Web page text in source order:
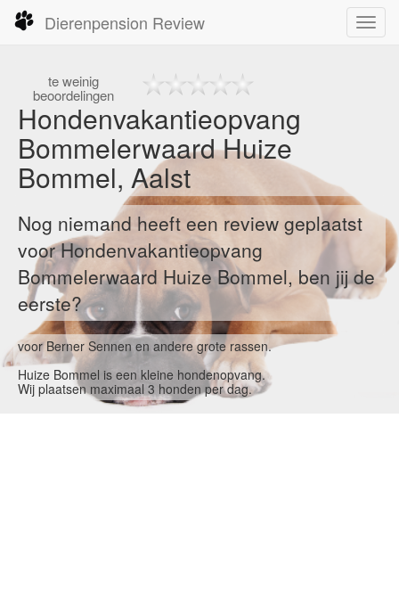
Dierenpension Review
teweinig
beoordelingen
Hondenvakantieopvang
Bommelerwaard Huize
Bommel, Aalst
Nog niemand heeft een review geplaatst
voor Hondenvakantieopvang
Bommelerwaard Huize Bommel, ben jij de
eerste?
voor Berner Sennen en andere grote rassen.
Huize Bommel is een kleine hondenopvang.
Wij plaatsen maximaal 3 honden per dag.